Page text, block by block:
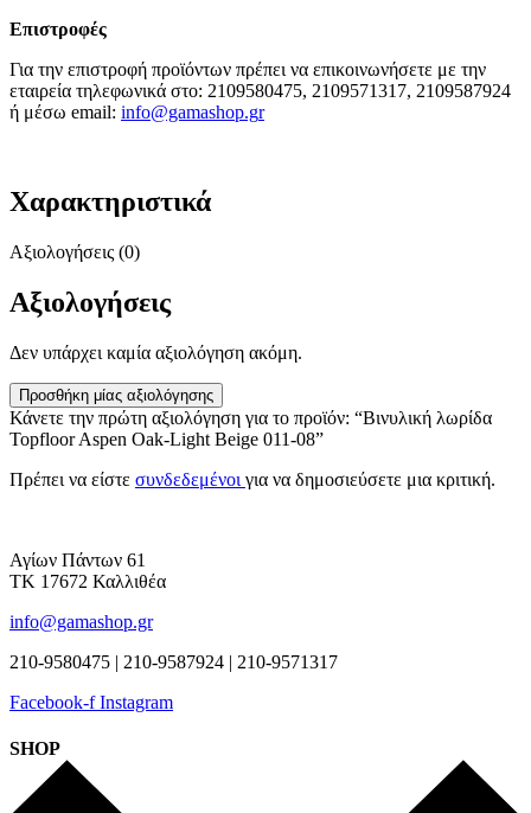
Επιστροφές
Για την επιστροφή προϊόντων πρέπει να επικοινωνήσετε με την
εταιρεία τηλεφωνικά στο: 2109580475, 2109571317, 2109587924
ή μέσω email: info@gamashop.gr
Χαρακτηριστικά
Αξιολογήσεις (0)
Αξιολογήσεις
Δεν υπάρχει καμία αξιολόγηση ακόμη.
Προσθήκη μίας αξιολόγησης
Κάνετε την πρώτη αξιολόγηση για το προϊόν: “Βινυλική λωρίδα
Topfloor Aspen Oak-Light Beige 011-08”
Πρέπει να είστε συνδεδεμένοι για να δημοσιεύσετε μια κριτική.
Αγίων Πάντων 61
ΤΚ 17672 Καλλιθέα
info@gamashop.gr
210-9580475 | 210-9587924 | 210-9571317
Facebook-f Instagram
SHOP